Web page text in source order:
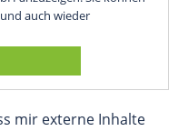
auch wieder
mir externe Inhalte